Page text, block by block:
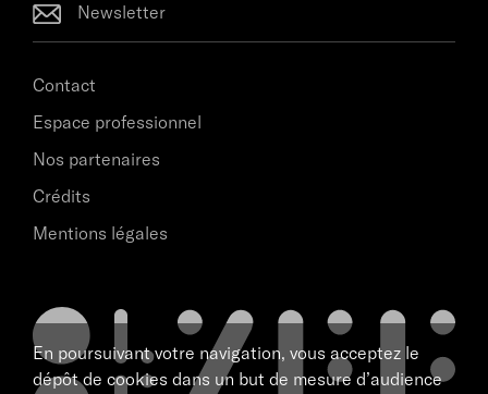
Newsletter
Contact
Espace professionnel
Nos partenaires
Crédits
Mentions légales
En poursuivant votre navigation, vous acceptez le
dépôt de cookies dans un but de mesure d’audience